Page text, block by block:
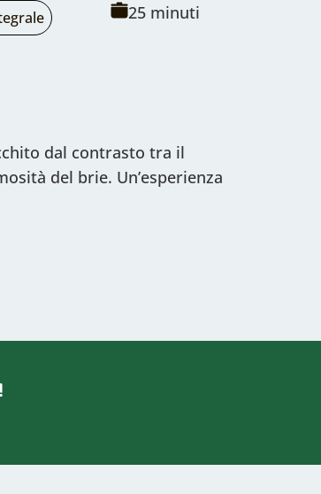
Tempo
25 minuti
dal contrasto tra il
del brie. Un’esperienza